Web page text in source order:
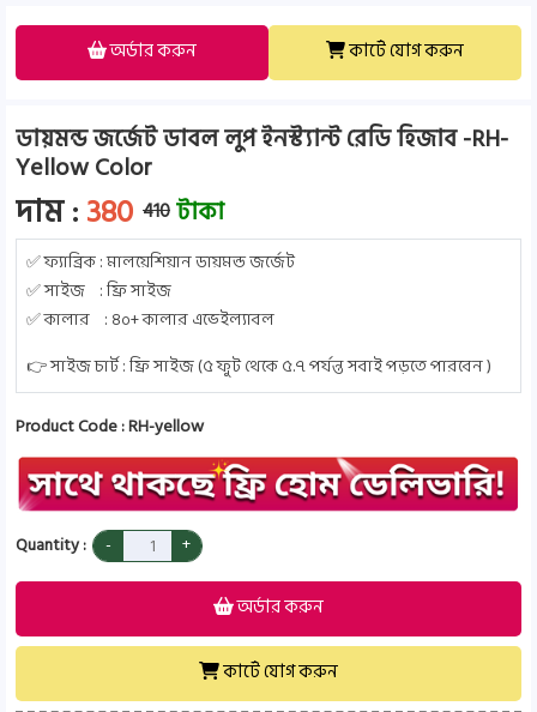
অর্ডার করুন কার্টে যোগ করুন
ডায়মন্ড জর্জেট ডাবল লুপ ইনস্ট্যান্ট রেডি হিজাব -RH-
Yellow Color
দাম :380 410 টাকা
✅ ফ্যাব্রিক : মালয়েশিয়ান ডায়মন্ড জর্জেট
✅ সাইজ : ফ্রি সাইজ
✅ কালার : ৪০+ কালার এভেইল্যাবল
👉 সাইজ চার্ট : ফ্রি সাইজ (৫ ফুট থেকে ৫.৭ পর্যন্ত সবাই পড়তে পারবেন )
Product Code : RH-yellow
Quantity :
অর্ডার করুন
কার্টে যোগ করুন